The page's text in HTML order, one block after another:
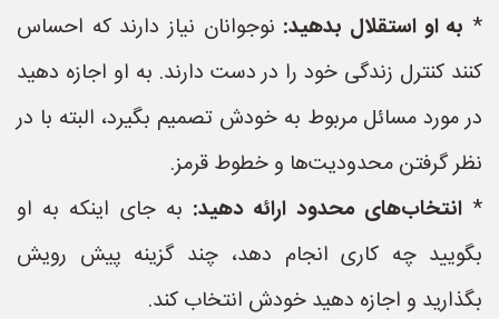
* به او استقلال بدهید: نوجوانان نیاز دارند که احساس
کنند کنترل زندگی خود را در دست دارند. به او اجازه دهید
در مورد مسائل مربوط به خودش تصمیم بگیرد، البته با در
نظر گرفتن محدودیت‌ها و خطوط قرمز.
*انتخاب‌های محدود ارائه دهید: به جای اینکه به او
بگویید چه کاری انجام دهد، چند گزینه پیش رویش
بگذارید و اجازه دهید خودش انتخاب کند.